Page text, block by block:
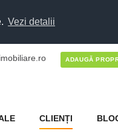
Vezi detalii
ADAUGĂ
CLIENȚI